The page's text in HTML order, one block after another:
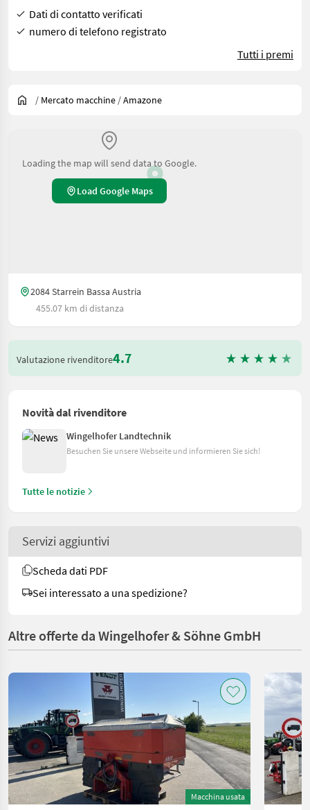
Dati di contatto verificati
numero di telefono registrato
Tutti i premi
/ Mercato macchine /Amazone
Loading the map will send data to Google.
Load Google Maps
2084 Starrein Bassa Austria
455.07 km di distanza
Valutazione rivenditore4.7
Novità dal rivenditore
Wingelhofer Landtechnik
Besuchen Sie unsere Webseite und informieren Sie sich!
Tutte le notizie
Servizi aggiuntivi
Scheda dati PDF
Sei interessato a una spedizione?
Altre offerte da Wingelhofer & Söhne GmbH
Macchina usata